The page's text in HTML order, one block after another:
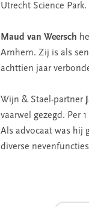
Utrecht Science Park.
Maud van Weersch
Arnhem. Zij is als
achttien jaar
Wijn & Stael-partner
vaarwel gezegd. Per
Als advocaat was hij
diverse